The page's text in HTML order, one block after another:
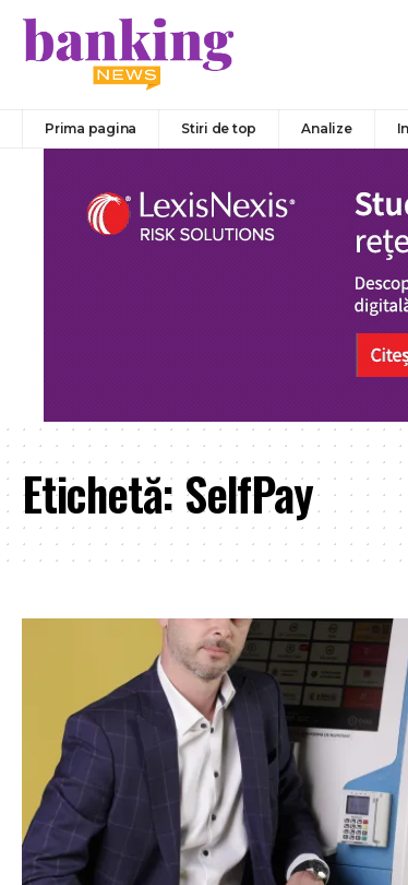
Prima pagina Stiri de top Analize
Etichetă: SelfPay